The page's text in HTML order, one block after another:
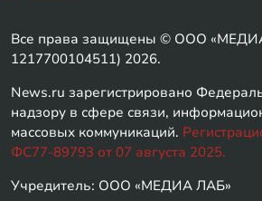
Все права защищены © ООО
1217700104511) 2026.
News.ru зарегистрировано
надзору в сфере связи,
массовых коммуникаций.
ФС77-89793 от 07 августа 2025.
Учредитель: ООО «МЕДИА ЛАБ»